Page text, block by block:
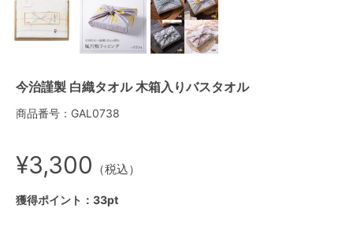
今治謹製 白織タオル 木箱入りバスタオル
商品番号：GAL0738
¥3,300 （税込）
獲得ポイント：33pt